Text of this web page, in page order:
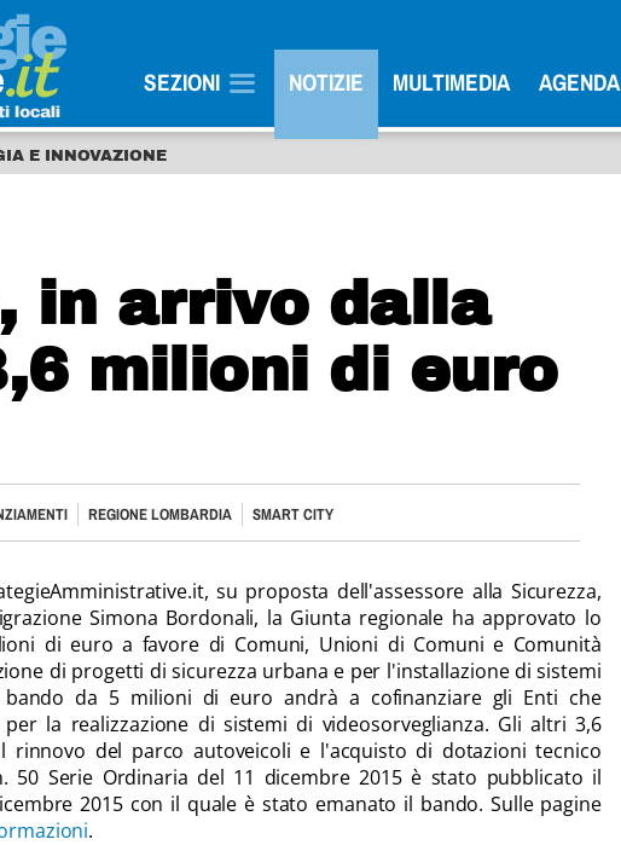
SEZIONI NOTIZIE MULTIMEDIA AGENDA
E INNOVAZIONE
in arrivo dalla
milioni di euro
REGIONE LOMBARDIA SMART CITY
su proposta dell'assessore alla Sicurezza,
Simona Bordonali, la Giunta regionale ha approvato lo
di euro a favore di Comuni, Unioni di Comuni e Comunità
di progetti di sicurezza urbana e per l'installazione di sistemi
bando da 5 milioni di euro andrà a cofinanziare gli Enti che
la realizzazione di sistemi di videosorveglianza. Gli altri 3,6
rinnovo del parco autoveicoli e l'acquisto di dotazioni tecnico
50 Serie Ordinaria del 11 dicembre 2015 è stato pubblicato il
2015 con il quale è stato emanato il bando. Sulle pagine
.